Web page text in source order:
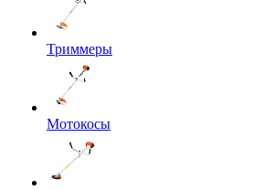
Триммеры
Мотокосы